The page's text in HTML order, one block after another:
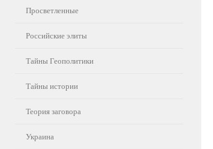
Просветленные
Российские элиты
Тайны Геополитики
Тайны истории
Теория заговора
Украина